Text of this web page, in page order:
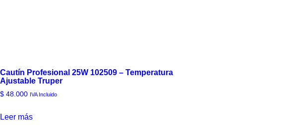
Cautín Profesional 25W 102509 – Temperatura
Ajustable Truper
$ 48.000 IVA Incluido
Leer más